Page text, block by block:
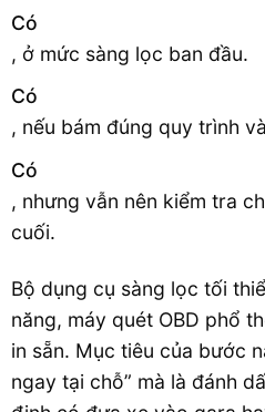
Có
, ở mức sàng lọc ban đầu.
Có
, nếu bám đúng quy trình
Có
, nhưng vẫn nên kiểm tra
cuối.
Bộ dụng cụ sàng lọc tối
năng, máy quét OBD phổ
in sẵn. Mục tiêu của bước
ngay tại chỗ” mà là đánh